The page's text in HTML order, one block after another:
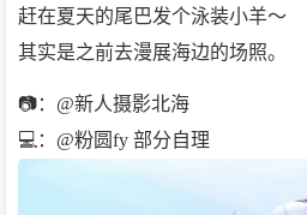
赶在夏天的尾巴发个泳装小羊～
其实是之前去漫展海边的场照。
📷：@新人摄影北海
💻：@粉圆fy 部分自理 ​​​